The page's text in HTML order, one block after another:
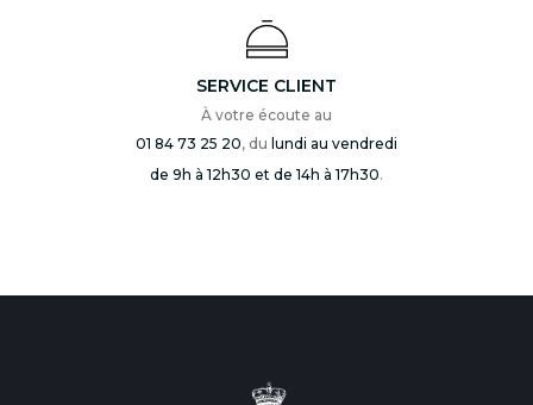
SERVICE CLIENT
À votre écoute au
01 84 73 25 20, du lundi au vendredi
de 9h à 12h30 et de 14h à 17h30.